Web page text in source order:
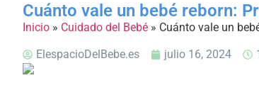
Cuánto vale un bebé reborn:
Inicio » Cuidado del Bebé » Cuánto vale un
ElespacioDelBebe.es julio 16, 2024